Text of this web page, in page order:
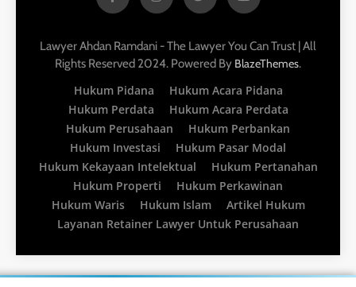
Lawyer Ahdan Ramdani - The Lawyer You Can Trust | All
Rights Reserved 2024. Powered By BlazeThemes.
Hukum Pidana
Hukum Acara Pidana
Hukum Perdata
Hukum Acara Perdata
Hukum Perusahaan
Hukum Perbankan
Hukum Investasi
Hukum Pasar Modal
Hukum Kekayaan Intelektual
Hukum Pertanahan
Hukum Properti
Hukum Perkawinan
Hukum Waris
Hukum Islam
Artikel Hukum
Layanan Retainer Lawyer Untuk Perusahaan